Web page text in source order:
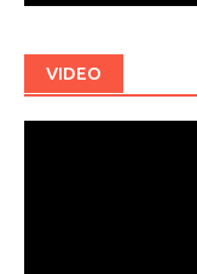
VIDEO